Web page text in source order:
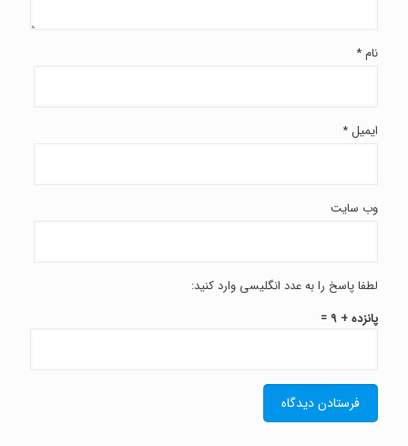
نام*
ایمیل *
وب‌ سایت
لطفا پاسخ را به عدد انگلیسی وارد کنید:
پانزده + 9 =